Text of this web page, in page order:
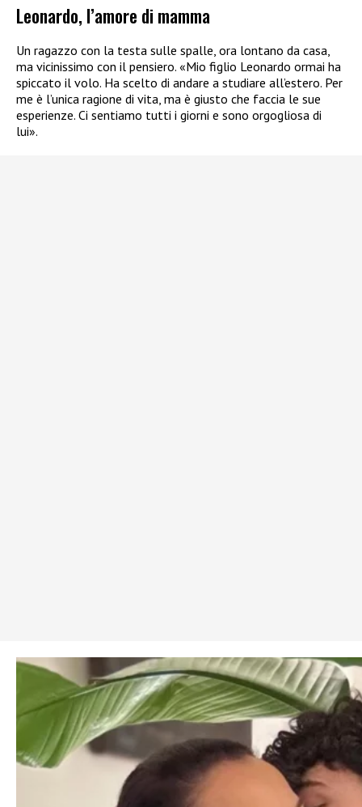
Leonardo, l’amore di mamma
Un ragazzo con la testa sulle spalle, ora lontano da casa,
ma vicinissimo con il pensiero. «Mio figlio Leonardo ormai ha
spiccato il volo. Ha scelto di andare a studiare all’estero. Per
me è l’unica ragione di vita, ma è giusto che faccia le sue
esperienze. Ci sentiamo tutti i giorni e sono orgogliosa di
lui».